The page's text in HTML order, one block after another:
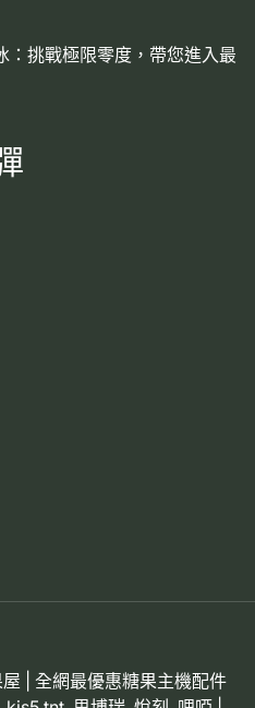
：挑戰極限零度，帶您進入最
| 全網最優惠糖果主機配件